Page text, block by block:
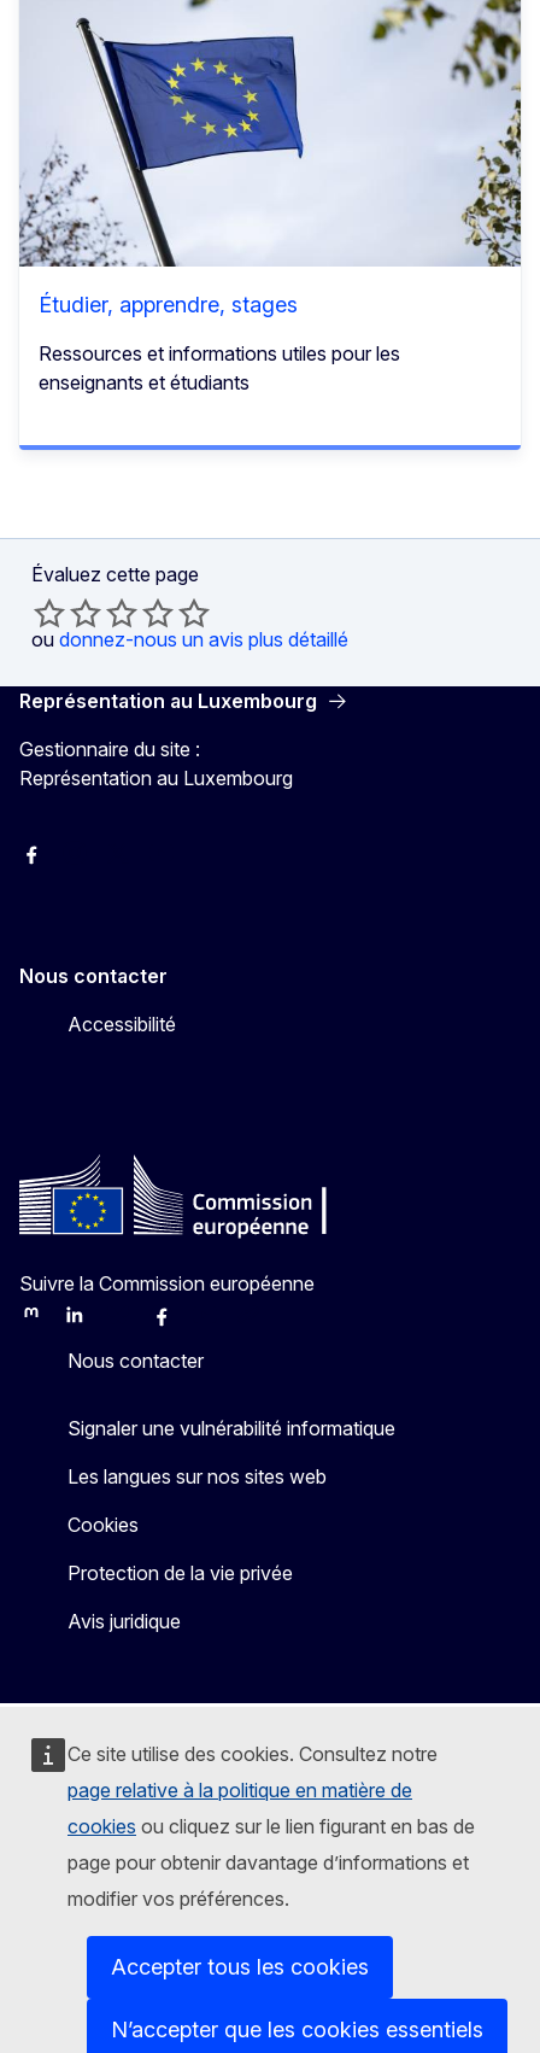
Ce site utilise des cookies. Consultez notre
page relative à la politique en matière de
cookies ou cliquez sur le lien figurant en bas de
page pour obtenir davantage d’informations et
modifier vos préférences.
Accepter tous les cookies
N’accepter que les cookies essentiels
Étudier, apprendre, stages
Ressources et informations utiles pour les
enseignants et étudiants
Évaluez cette page
ou donnez-nous un avis plus détaillé
Représentation au Luxembourg
Gestionnaire du site :
Représentation au Luxembourg
Facebook
Nous contacter
Accessibilité
Suivre la Commission européenne
MastodonLinkedInBlueskyFacebook
Nous contacter
Signaler une vulnérabilité informatique
Les langues sur nos sites web
Cookies
Protection de la vie privée
Avis juridique